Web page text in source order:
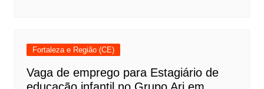
Fortaleza e Região (CE)
Vaga de emprego para Estagiário de